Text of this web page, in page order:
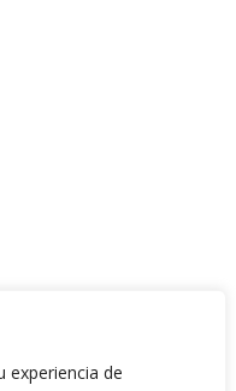
experiencia de